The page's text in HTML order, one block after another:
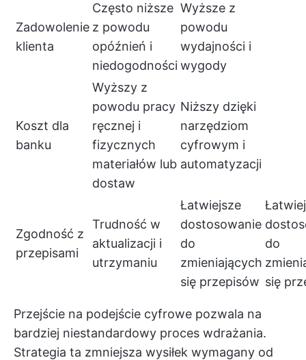
Zadowolenie
klienta
Często niższe
z powodu
opóźnień i
niedogodności
Wyższe z
powodu
wydajności i
wygody
Koszt dla
banku
Wyższy z
powodu pracy
ręcznej i
fizycznych
materiałów lub
dostaw
Niższy dzięki
narzędziom
cyfrowym i
automatyzacji
Zgodność z
przepisami
Trudność w
aktualizacji i
utrzymaniu
Łatwiejsze
dostosowanie
do
zmieniających
się przepisów
do
się
Przejście na podejście cyfrowe pozwala na
bardziej niestandardowy proces wdrażania.
Strategia ta zmniejsza wysiłek wymagany od